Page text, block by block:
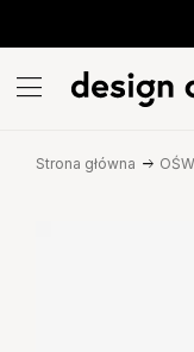
Strona główna